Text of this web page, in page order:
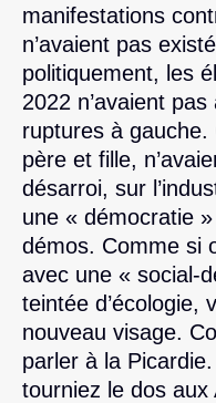
manifestations
n’avaient pas
politiquement, les
2022 n’avaient
ruptures à gauche.
père et fille,
désarroi, sur
une « démocratie
démos. Comme si
avec une « social-
teintée d’écologie,
nouveau visage.
parler à la
tourniez le dos